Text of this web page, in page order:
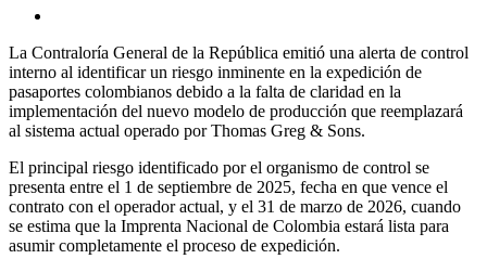
La Contraloría General de la República emitió una alerta de control
interno al identificar un riesgo inminente en la expedición de
pasaportes colombianos debido a la falta de claridad en la
implementación del nuevo modelo de producción que reemplazará
al sistema actual operado por Thomas Greg & Sons.
El principal riesgo identificado por el organismo de control se
presenta entre el 1 de septiembre de 2025, fecha en que vence el
contrato con el operador actual, y el 31 de marzo de 2026, cuando
se estima que la Imprenta Nacional de Colombia estará lista para
asumir completamente el proceso de expedición.